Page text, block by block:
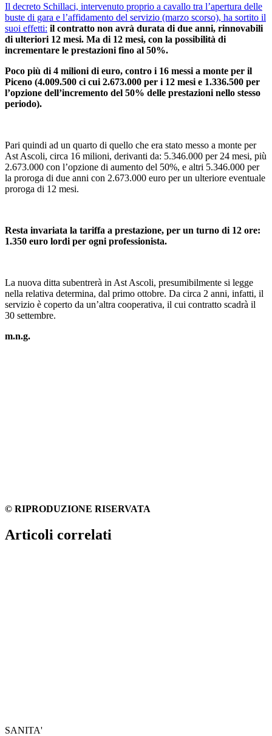
Il decreto Schillaci, intervenuto proprio a cavallo tra l’apertura delle
buste di gara e l’affidamento del servizio (marzo scorso), ha sortito il
suoi effetti: il contratto non avrà durata di due anni, rinnovabili
di ulteriori 12 mesi. Ma di 12 mesi, con la possibilità di
incrementare le prestazioni fino al 50%.
Poco più di 4 milioni di euro, contro i 16 messi a monte per il
Piceno (4.009.500 ci cui 2.673.000 per i 12 mesi e 1.336.500 per
l’opzione dell’incremento del 50% delle prestazioni nello stesso
periodo).
Pari quindi ad un quarto di quello che era stato messo a monte per
Ast Ascoli, circa 16 milioni, derivanti da: 5.346.000 per 24 mesi, più
2.673.000 con l’opzione di aumento del 50%, e altri 5.346.000 per
la proroga di due anni con 2.673.000 euro per un ulteriore eventuale
proroga di 12 mesi.
Resta invariata la tariffa a prestazione, per un turno di 12 ore:
1.350 euro lordi per ogni professionista.
La nuova ditta subentrerà in Ast Ascoli, presumibilmente si legge
nella relativa determina, dal primo ottobre. Da circa 2 anni, infatti, il
servizio è coperto da un’altra cooperativa, il cui contratto scadrà il
30 settembre.
m.n.g.
© RIPRODUZIONE RISERVATA
Articoli correlati
SANITA'